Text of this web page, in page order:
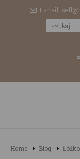
E-mail:
Home Blog